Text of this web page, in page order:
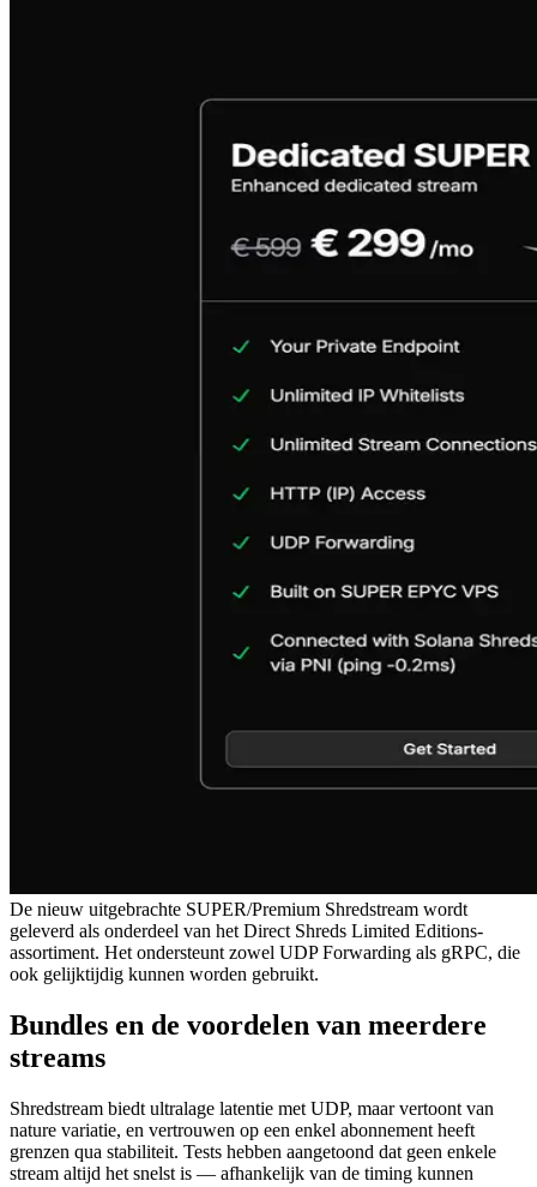
De nieuw uitgebrachte SUPER/Premium Shredstream wordt
geleverd als onderdeel van het Direct Shreds Limited Editions-
assortiment. Het ondersteunt zowel UDP Forwarding als gRPC, die
ook gelijktijdig kunnen worden gebruikt.
Bundles en de voordelen van meerdere
streams
Shredstream biedt ultralage latentie met UDP, maar vertoont van
nature variatie, en vertrouwen op een enkel abonnement heeft
grenzen qua stabiliteit. Tests hebben aangetoond dat geen enkele
stream altijd het snelst is — afhankelijk van de timing kunnen